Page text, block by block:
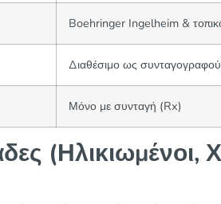
Boehringer Ingelheim &
Διαθέσιμο ως
Μόνο με συνταγή (Rx)
(Ηλικιωμένοι,